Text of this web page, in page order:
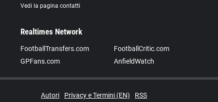
Vedi la pagina contatti
Realtimes Network
FootballTransfers.com
FootballCritic.com
GPFans.com
AnfieldWatch
Autori Privacy e Termini (EN) RSS